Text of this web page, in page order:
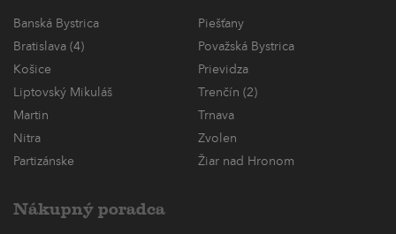
Banská Bystrica
Piešťany
Bratislava (4)
Považská Bystrica
Košice
Prievidza
Liptovský Mikuláš
Trenčín (2)
Martin
Trnava
Nitra
Zvolen
Partizánske
Žiar nad Hronom
Nákupný poradca